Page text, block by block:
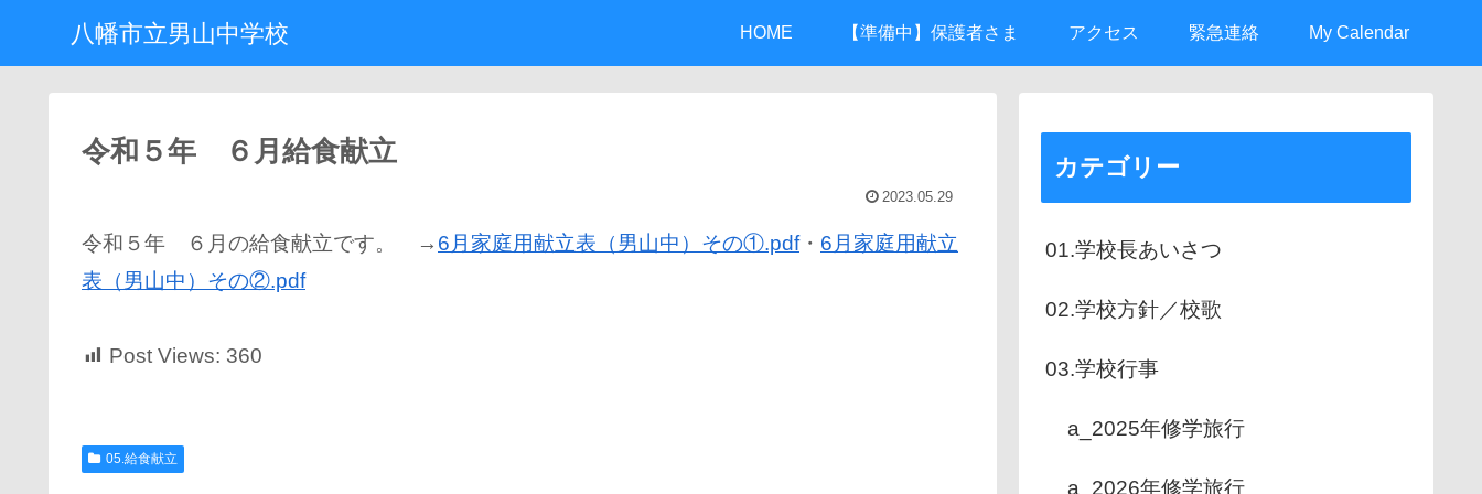
八幡市立男山中学校 HOME 【準備中】保護者さま アクセス 緊急連絡 My Calendar
令和５年 ６月給食献立
2023.05.29
令和５年 ６月の給食献立です。 → 6月家庭用献立表（男山中）その①.pdf・ 6月家庭用献立
表（男山中）その②.pdf
Post Views: 360
05.給食献立
カテゴリー
01.学校長あいさつ
02.学校方針／校歌
03.学校行事
a_2025年修学旅行
a_2026年修学旅行